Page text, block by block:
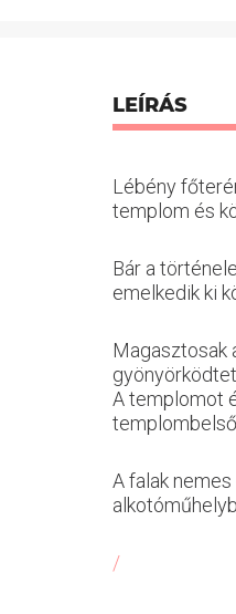
LEÍRÁS
Lébény
templom és
Bár a
emelkedik ki
Magasztosak
A templomot
A falak
/